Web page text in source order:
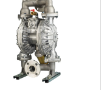
lại nhiều lợi ích
dễ cháy nổ nhờ